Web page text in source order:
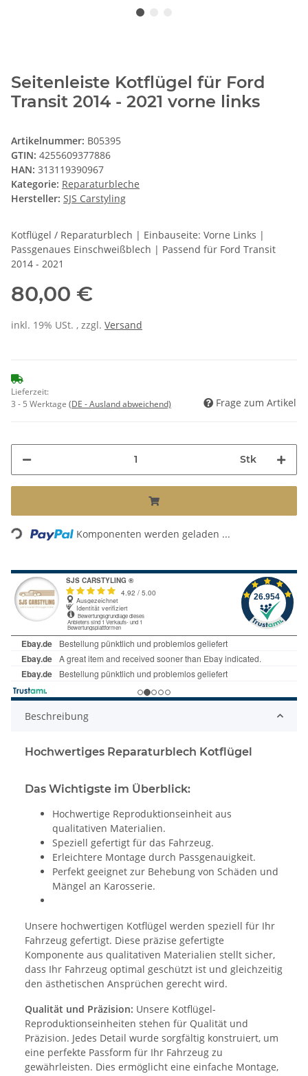
Seitenleiste Kotflügel für Ford
Transit 2014 - 2021 vorne links
Artikelnummer: B05395
GTIN: 4255609377886
HAN: 313119390967
Kategorie: Reparaturbleche
Hersteller: SJS Carstyling
Kotflügel / Reparaturblech | Einbauseite: Vorne Links |
Passgenaues Einschweißblech | Passend für Ford Transit
2014 - 2021
80,00 €
inkl. 19% USt. , zzgl. Versand
Lieferzeit:
3 - 5 Werktage (DE - Ausland abweichend) Frage zum Artikel
Stk
Loading... Komponenten werden geladen ...
Beschreibung
Hochwertiges Reparaturblech Kotflügel
Das Wichtigste im Überblick:
Hochwertige Reproduktionseinheit aus
qualitativen Materialien.
Speziell gefertigt für das Fahrzeug.
Erleichtere Montage durch Passgenauigkeit.
Perfekt geeignet zur Behebung von Schäden und
Mängel an Karosserie.
Unsere hochwertigen Kotflügel werden speziell für Ihr
Fahrzeug gefertigt. Diese präzise gefertigte
Komponente aus qualitativen Materialien stellt sicher,
dass Ihr Fahrzeug optimal geschützt ist und gleichzeitig
den ästhetischen Ansprüchen gerecht wird.
Qualität und Präzision: Unsere Kotflügel-
Reproduktionseinheiten stehen für Qualität und
Präzision. Jedes Detail wurde sorgfältig konstruiert, um
eine perfekte Passform für Ihr Fahrzeug zu
gewährleisten. Dies ermöglicht eine einfache Montage,